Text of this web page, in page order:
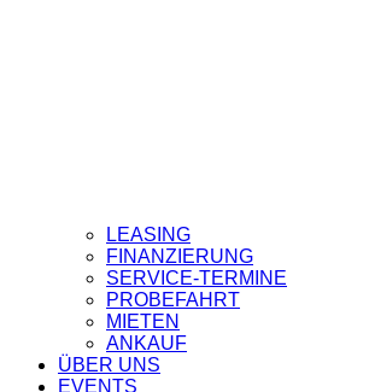
LEASING
FINANZIERUNG
SERVICE-TERMINE
PROBEFAHRT
MIETEN
ANKAUF
ÜBER UNS
EVENTS